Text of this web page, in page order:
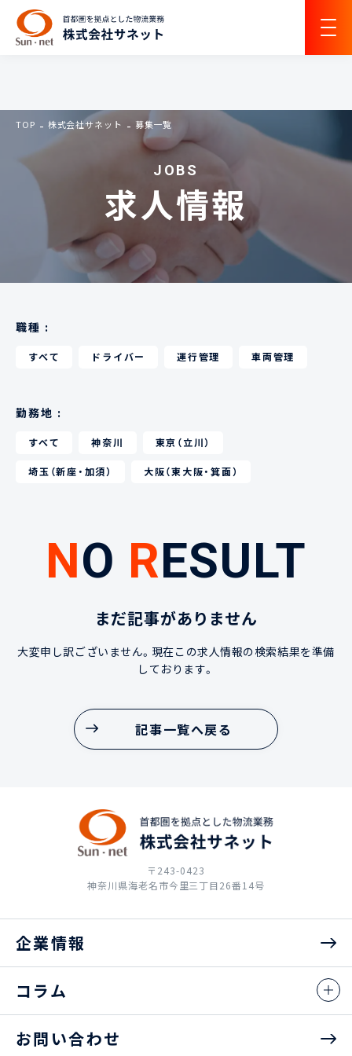
TOP 株式会社サネット 募集一覧
JOBS
求人情報
職種 :
すべて ドライバー 運行管理 車両管理
勤務地 :
すべて 神奈川 東京（立川）
埼玉（新座・加須） 大阪（東大阪・箕面）
NO RESULT
まだ記事がありません
大変申し訳ございません。現在この求人情報の検索結果を準備
しております。
記事一覧へ戻る
記事一覧へ戻る
〒243-0423
神奈川県海老名市今里三丁目26番14号
企業情報
コラム
お問い合わせ